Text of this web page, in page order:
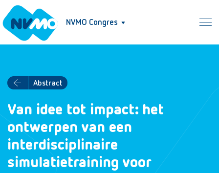
NVMO Congres
Abstract
Van idee tot impact: het
ontwerpen van een
interdisciplinaire
simulatietraining voor